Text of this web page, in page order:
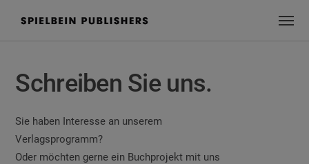
Schreiben Sie uns.
Sie haben Interesse an unserem
Verlagsprogramm?
Oder möchten gerne ein Buchprojekt mit uns